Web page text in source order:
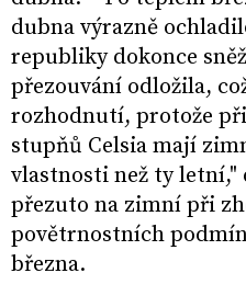
dubna výrazně
republiky dokonce
přezouvání odložila,
rozhodnutí, protože
stupňů Celsia mají
vlastnosti než ty
přezuto na zimní při
povětrnostních
března.